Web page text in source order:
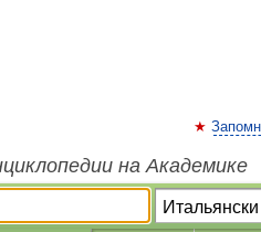
на Академике